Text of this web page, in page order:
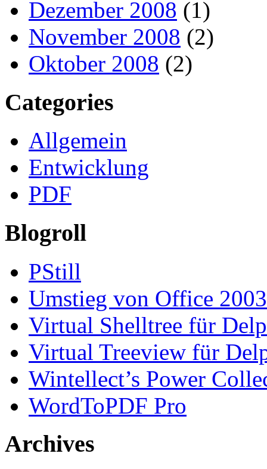
Dezember 2008 (1)
November 2008 (2)
Oktober 2008 (2)
Categories
Allgemein
Entwicklung
PDF
Blogroll
PStill
Umstieg von Office
Virtual Shelltree für
Virtual Treeview für
Wintellect’s Power
WordToPDF Pro
Archives